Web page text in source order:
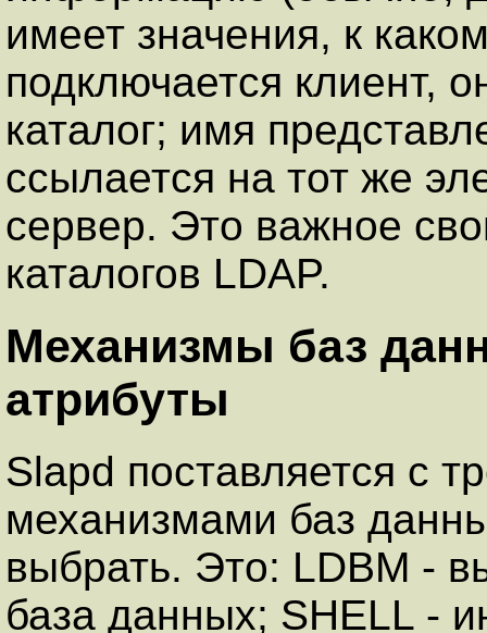
имеет значения, к
подключается клиент,
каталог; имя
ссылается на тот же
сервер. Это важное
каталогов LDAP.
Механизмы баз
атрибуты
Slapd поставляется с
механизмами баз
выбрать. Это: LDBM -
база данных; SHELL -